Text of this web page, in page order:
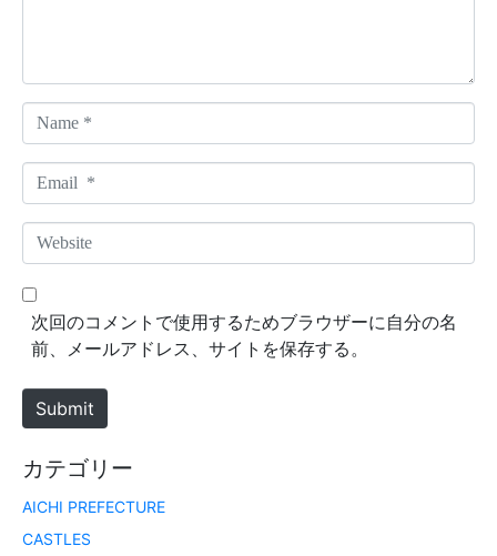
a
m
*
m
a
*
W
e
b
e
次回のコメントで使用するためブラウザーに自分の名
前、メールアドレス、サイトを保存する。
Submit
カテゴリー
AICHI PREFECTURE
CASTLES